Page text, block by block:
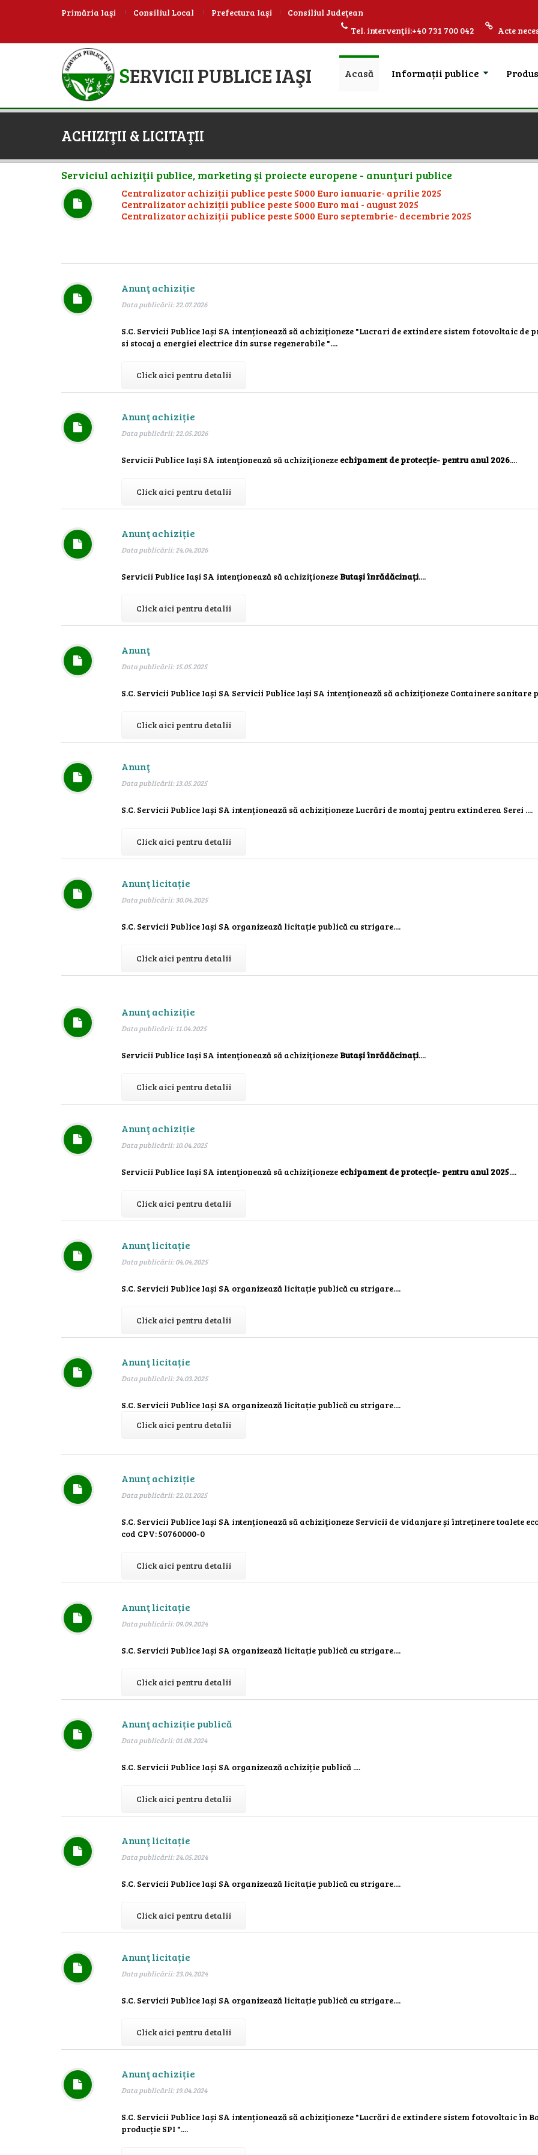
Primăria Iaşi Consiliul Local Prefectura Iaşi
Consiliul Judeţean
Tel. intervenţii:+40 731 700 042
Acte
SERVICII PUBLICE IAŞI Acasă Informații publice
ACHIZIŢII & LICITAŢII
Serviciul achiziţii publice, marketing şi proiecte europene - anunţuri publice
Centralizator achiziții publice peste 5000 Euro ianuarie- aprilie 2025
Centralizator achiziții publice peste 5000 Euro mai - august 2025
Centralizator achiziții publice peste 5000 Euro septembrie- decembrie 2025
Anunţ achiziție
Data publicării: 22.07.2026
S.C. Servicii Publice Iași SA intenționează să achiziţioneze "Lucrari de extindere sistem fotovoltaic de
si stocaj a energiei electrice din surse regenerabile "....
Click aici pentru detalii
Anunţ achiziție
Data publicării: 22.05.2026
Servicii Publice Iași SA intenţionează să achiziţioneze echipament de protecție- pentru anul 2026....
Click aici pentru detalii
Anunţ achiziție
Data publicării: 24.04.2026
Servicii Publice Iași SA intenţionează să achiziţioneze Butași înrădăcinați....
Click aici pentru detalii
Anunţ
Data publicării: 15.05.2025
S.C. Servicii Publice Iași SA Servicii Publice Iași SA intenţionează să achiziţioneze Containere sanitare
Click aici pentru detalii
Anunţ
Data publicării: 13.05.2025
S.C. Servicii Publice Iași SA intenționează să achiziționeze Lucrări de montaj pentru extinderea Serei ....
Click aici pentru detalii
Anunţ licitație
Data publicării: 30.04.2025
S.C. Servicii Publice Iași SA organizează licitație publică cu strigare....
Click aici pentru detalii
Anunţ achiziție
Data publicării: 11.04.2025
Servicii Publice Iași SA intenţionează să achiziţioneze Butași înrădăcinați....
Click aici pentru detalii
Anunţ achiziție
Data publicării: 10.04.2025
Servicii Publice Iași SA intenţionează să achiziţioneze echipament de protecție- pentru anul 2025....
Click aici pentru detalii
Anunţ licitație
Data publicării: 04.04.2025
S.C. Servicii Publice Iași SA organizează licitație publică cu strigare....
Click aici pentru detalii
Anunţ licitație
Data publicării: 24.03.2025
S.C. Servicii Publice Iași SA organizează licitație publică cu strigare....
Click aici pentru detalii
Anunţ achiziție
Data publicării: 22.01.2025
S.C. Servicii Publice Iași SA intenționează să achiziţioneze Servicii de vidanjare și întreținere toalete
cod CPV: 50760000-0
Click aici pentru detalii
Anunţ licitație
Data publicării: 09.09.2024
S.C. Servicii Publice Iași SA organizează licitație publică cu strigare....
Click aici pentru detalii
Anunţ achiziție publică
Data publicării: 01.08.2024
S.C. Servicii Publice Iași SA organizează achiziție publică ....
Click aici pentru detalii
Anunţ licitație
Data publicării: 24.05.2024
S.C. Servicii Publice Iași SA organizează licitație publică cu strigare....
Click aici pentru detalii
Anunţ licitație
Data publicării: 23.04.2024
S.C. Servicii Publice Iași SA organizează licitație publică cu strigare....
Click aici pentru detalii
Anunţ achiziție
Data publicării: 19.04.2024
S.C. Servicii Publice Iași SA intenționează să achiziţioneze "Lucrări de extindere sistem fotovoltaic în
producție SPI "....